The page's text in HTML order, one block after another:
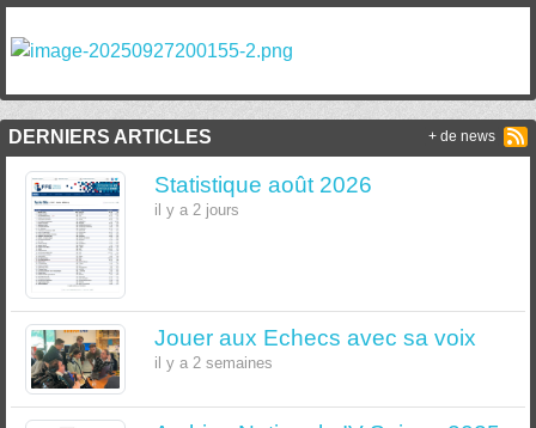
DERNIERS ARTICLES
Statistique août 2026
il y a 2 jours
Jouer aux Echecs avec sa voix
il y a 2 semaines
+ de news